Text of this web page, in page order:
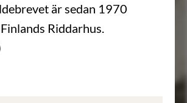
är sedan 1970
Riddarhus.